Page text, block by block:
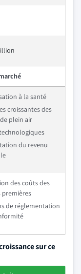
à la santé
croissantes des
plein air
du revenu
des coûts des
premières
de réglementation
sur ce